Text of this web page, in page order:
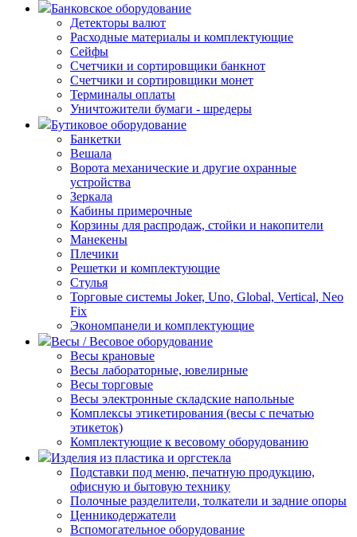
Банковское оборудование
Детекторы валют
Расходные материалы и комплектующие
Сейфы
Счетчики и сортировщики банкнот
Счетчики и сортировщики монет
Терминалы оплаты
Уничтожители бумаги - шредеры
Бутиковое оборудование
Банкетки
Вешала
Ворота механические и другие охранные
устройства
Зеркала
Кабины примерочные
Корзины для распродаж, стойки и накопители
Манекены
Плечики
Решетки и комплектующие
Стулья
Торговые системы Joker, Uno, Global, Vertical, Neo
Fix
Экономпанели и комплектующие
Весы / Весовое оборудование
Весы крановые
Весы лабораторные, ювелирные
Весы торговые
Весы электронные складские напольные
Комплексы этикетирования (весы с печатью
этикеток)
Комплектующие к весовому оборудованию
Изделия из пластика и оргстекла
Подставки под меню, печатную продукцию,
офисную и бытовую технику
Полочные разделители, толкатели и задние опоры
Ценникодержатели
Вспомогательное оборудование